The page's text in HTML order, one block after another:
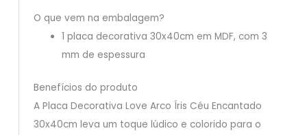
O que vem na embalagem?
1 placa decorativa 30x40cm em MDF, com 3
mm de espessura
Benefícios do produto
A Placa Decorativa Love Arco Íris Céu Encantado
30x40cm leva um toque lúdico e colorido para o